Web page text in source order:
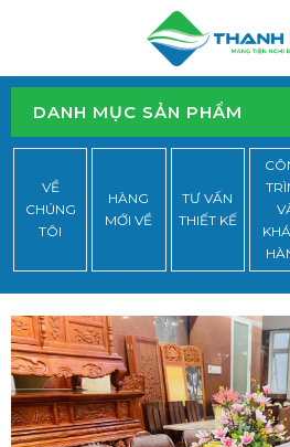
DANH MỤC SẢN PHẨM
VỀ
CHÚNG
TÔI
HÀNG
MỚI VỀ
TƯ VẤN
THIẾT KẾ